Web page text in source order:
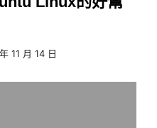
11 月 14 日